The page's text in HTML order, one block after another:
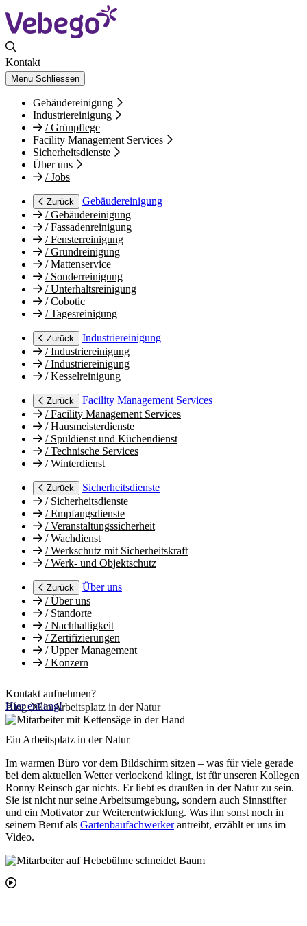
Kontakt
Menu Schliessen
Gebäudereinigung
Industriereinigung
/Grünpflege
Facility Management Services
Sicherheitsdienste
Über uns
/Jobs
Zurück
Gebäudereinigung
/Gebäudereinigung
/Fassadenreinigung
/Fensterreinigung
/Grundreinigung
/Mattenservice
/Sonderreinigung
/Unterhaltsreinigung
/Cobotic
/Tagesreinigung
Zurück
Industriereinigung
/Industriereinigung
/Industriereinigung
/Kesselreinigung
Zurück
Facility Management Services
/Facility Management Services
/Hausmeisterdienste
/Spüldienst und Küchendienst
/Technische Services
/Winterdienst
Zurück
Sicherheitsdienste
/Sicherheitsdienste
/Empfangsdienste
/Veranstaltungssicherheit
/Wachdienst
/Werkschutz mit Sicherheitskraft
/Werk- und Objektschutz
Zurück
Über uns
/Über uns
/Standorte
/Nachhaltigkeit
/Zertifizierungen
/Upper Management
/Konzern
Kontakt aufnehmen?
Hier entlang!
Blog Ein Arbeitsplatz in der Natur
Ein Arbeitsplatz in der Natur
Im warmen Büro vor dem Bildschirm sitzen – was für viele gerade
bei dem aktuellen Wetter verlockend klingt, ist für unseren Kollegen
Ronny Reinsch gar nichts. Er liebt es draußen in der Natur zu sein.
Sie ist nicht nur seine Arbeitsumgebung, sondern auch Sinnstifter
und ein Motivator zur Weiterentwicklung. Was ihn sonst noch in
seinem Beruf als Gartenbaufachwerkerantreibt, erzählt er uns im
Video.